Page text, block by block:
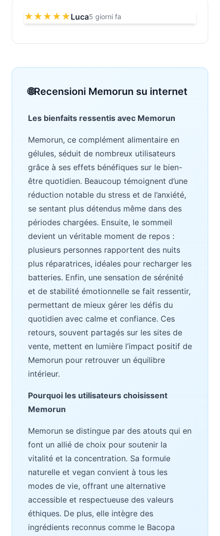
★★★★★Luca5 giorni fa
Recensioni Memorun su internet
Les bienfaits ressentis avec Memorun
Memorun, ce complément alimentaire en
gélules, séduit de nombreux utilisateurs
grâce à ses effets bénéfiques sur le bien-
être quotidien. Beaucoup témoignent d’une
réduction notable du stress et de l’anxiété,
se sentant plus détendus même dans des
périodes chargées. Ensuite, le sommeil
devient un véritable moment de repos :
plusieurs personnes rapportent des nuits
plus réparatrices, idéales pour recharger les
batteries. Enfin, une sensation de sérénité
et de stabilité émotionnelle se fait ressentir,
permettant de mieux gérer les défis du
quotidien avec calme et confiance. Ces
retours, souvent partagés sur les sites de
vente, mettent en lumière l’impact positif de
Memorun pour retrouver un équilibre
intérieur.
Pourquoi les utilisateurs choisissent
Memorun
Memorun se distingue par des atouts qui en
font un allié de choix pour soutenir la
vitalité et la concentration. Sa formule
naturelle et vegan convient à tous les
modes de vie, offrant une alternative
accessible et respectueuse des valeurs
éthiques. De plus, elle intègre des
ingrédients reconnus comme le Bacopa